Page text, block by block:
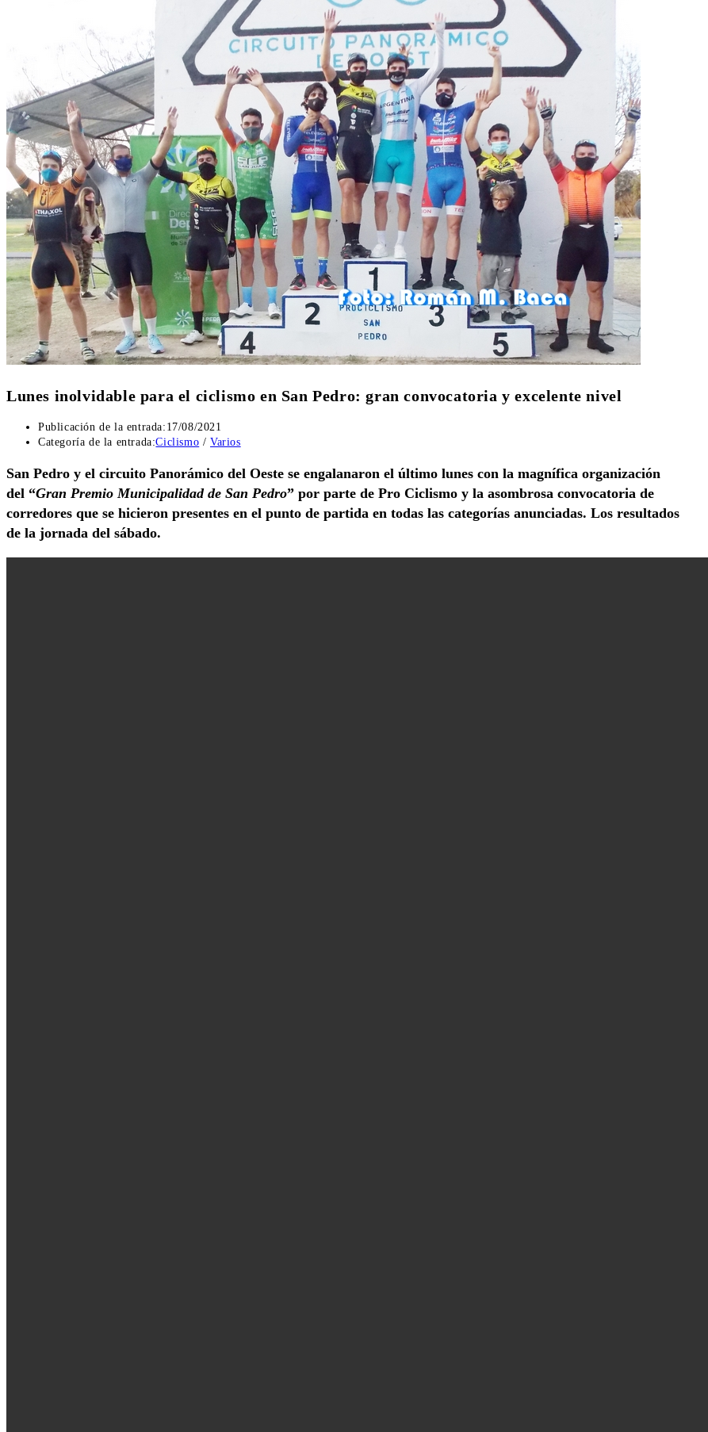
Lunes inolvidable para el ciclismo en San Pedro: gran convocatoria y excelente nivel
Publicación de la entrada: 17/08/2021
Categoría de la entrada:Ciclismo / Varios
San Pedro y el circuito Panorámico del Oeste se engalanaron el último lunes con la magnífica organización
del “Gran Premio Municipalidad de San Pedro” por parte de Pro Ciclismo y la asombrosa convocatoria de
corredores que se hicieron presentes en el punto de partida en todas las categorías anunciadas. Los resultados
de la jornada del sábado.